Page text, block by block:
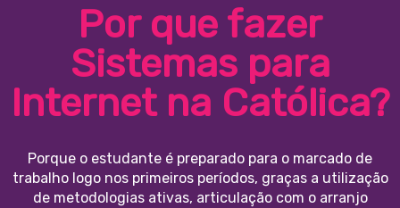
Por que fazer
Sistemas para
Internet na Católica?
Porque o estudante é preparado para o marcado de
trabalho logo nos primeiros períodos, graças a utilização
de metodologias ativas, articulação com o arranjo